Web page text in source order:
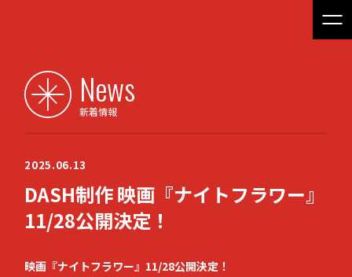
News
新着情報
2025.06.13
DASH制作 映画『ナイトフラワー』
11/28公開決定！
映画『ナイトフラワー』11/28公開決定！